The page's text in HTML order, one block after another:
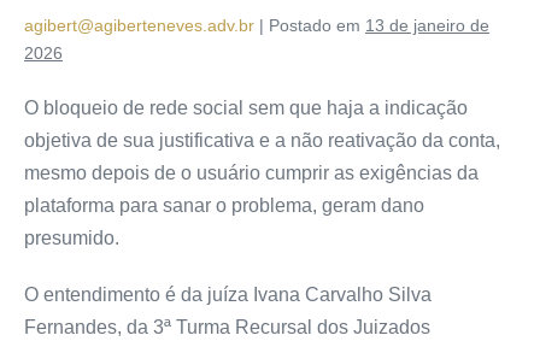
agibert@agiberteneves.adv.br | Postado em 13 de janeiro de
2026
O bloqueio de rede social sem que haja a indicação
objetiva de sua justificativa e a não reativação da conta,
mesmo depois de o usuário cumprir as exigências da
plataforma para sanar o problema, geram dano
presumido.
O entendimento é da juíza Ivana Carvalho Silva
Fernandes, da 3ª Turma Recursal dos Juizados